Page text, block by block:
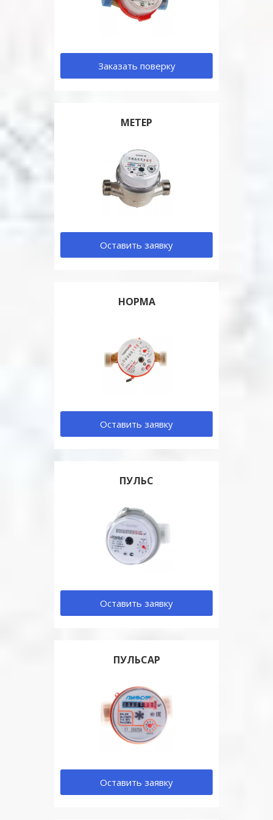
Заказать поверку
МЕТЕР
Оставить заявку
НОРМА
Оставить заявку
ПУЛЬС
Оставить заявку
ПУЛЬСАР
Оставить заявку